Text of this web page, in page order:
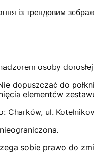
із трендовим
osoby
dopuszczać do
elementów
Charków, ul.
sobie prawo do